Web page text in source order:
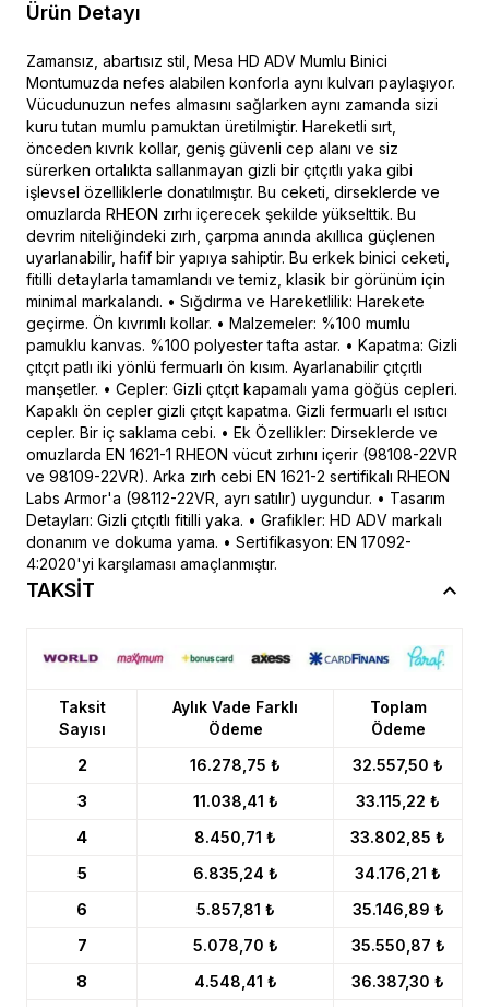
Ürün Detayı
Zamansız, abartısız stil, Mesa HD ADV Mumlu Binici
Montumuzda nefes alabilen konforla aynı kulvarı paylaşıyor.
Vücudunuzun nefes almasını sağlarken aynı zamanda sizi
kuru tutan mumlu pamuktan üretilmiştir. Hareketli sırt,
önceden kıvrık kollar, geniş güvenli cep alanı ve siz
sürerken ortalıkta sallanmayan gizli bir çıtçıtlı yaka gibi
işlevsel özelliklerle donatılmıştır. Bu ceketi, dirseklerde ve
omuzlarda RHEON zırhı içerecek şekilde yükselttik. Bu
devrim niteliğindeki zırh, çarpma anında akıllıca güçlenen
uyarlanabilir, hafif bir yapıya sahiptir. Bu erkek binici ceketi,
fitilli detaylarla tamamlandı ve temiz, klasik bir görünüm için
minimal markalandı. • Sığdırma ve Hareketlilik: Harekete
geçirme. Ön kıvrımlı kollar. • Malzemeler: %100 mumlu
pamuklu kanvas. %100 polyester tafta astar. • Kapatma: Gizli
çıtçıt patlı iki yönlü fermuarlı ön kısım. Ayarlanabilir çıtçıtlı
manşetler. • Cepler: Gizli çıtçıt kapamalı yama göğüs cepleri.
Kapaklı ön cepler gizli çıtçıt kapatma. Gizli fermuarlı el ısıtıcı
cepler. Bir iç saklama cebi. • Ek Özellikler: Dirseklerde ve
omuzlarda EN 1621-1 RHEON vücut zırhını içerir (98108-22VR
ve 98109-22VR). Arka zırh cebi EN 1621-2 sertifikalı RHEON
Labs Armor'a (98112-22VR, ayrı satılır) uygundur. • Tasarım
Detayları: Gizli çıtçıtlı fitilli yaka. • Grafikler: HD ADV markalı
donanım ve dokuma yama. • Sertifikasyon: EN 17092-
4:2020'yi karşılaması amaçlanmıştır.
TAKSİT
Taksit
Sayısı
Aylık Vade Farklı
Ödeme
Toplam
Ödeme
2
16.278,75 ₺
32.557,50 ₺
3
11.038,41 ₺
33.115,22 ₺
4
8.450,71 ₺
33.802,85 ₺
5
6.835,24 ₺
34.176,21 ₺
6
5.857,81 ₺
35.146,89 ₺
7
5.078,70 ₺
35.550,87 ₺
8
4.548,41 ₺
36.387,30 ₺